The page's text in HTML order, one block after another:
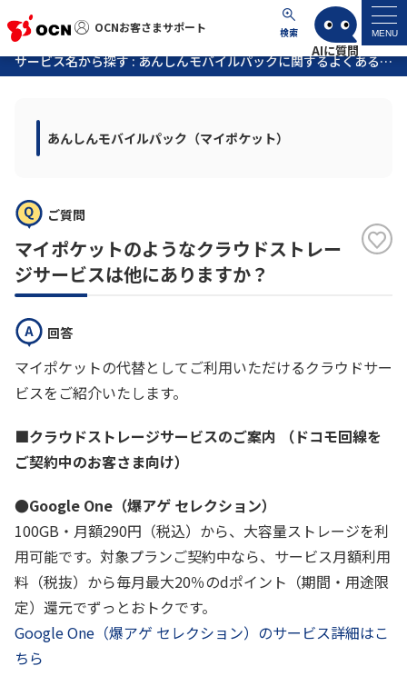
OCNお客さまサポート 検索 MENU
OCNお客さまサポート
マイページ
サポートトップ
よくあるご質問
工事・故障情報
お問い合わせ
お知らせ サポートサイトの使い方
NTTドコモビジネスのお客さ
まはこちら
工事・故障情報通知
サービス
OCN サービス一覧
サービス名から探す : あんしんモバイルパックに関するよくあるご質問
あんしんモバイルパック（マイポケット）
ご質問
マイポケットのようなクラウドストレー
ジサービスは他にありますか？
回答
マイポケットの代替としてご利用いただけるクラウドサー
ビスをご紹介いたします。
■クラウドストレージサービスのご案内 （ドコモ回線を
ご契約中のお客さま向け）
●Google One（爆アゲ セレクション）
100GB・月額290円（税込）から、大容量ストレージを利
用可能です。対象プランご契約中なら、サービス月額利用
料（税抜）から毎月最大20％のdポイント（期間・用途限
定）還元でずっとおトクです。
Google One（爆アゲ セレクション）のサービス詳細はこ
ちら